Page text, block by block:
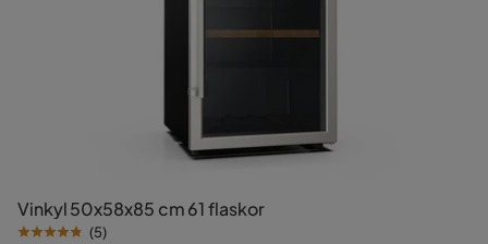
Vinkyl 50x58x85 cm 61 flaskor
(5)